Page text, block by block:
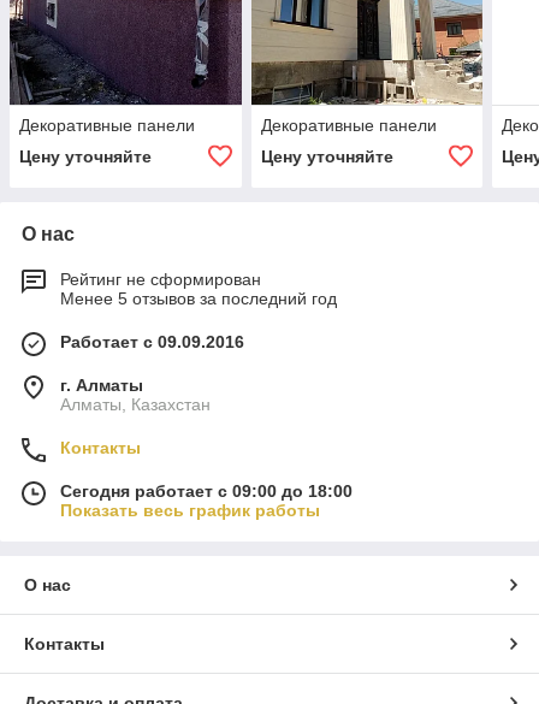
Декоративные панели
Цену уточняйте
Декоративные панели
Цену уточняйте
О нас
Рейтинг не сформирован
Менее 5 отзывов за последний год
Работает с 09.09.2016
г. Алматы
Алматы, Казахстан
Контакты
Сегодня работает с 09:00 до 18:00
Показать весь график работы
О нас
Контакты